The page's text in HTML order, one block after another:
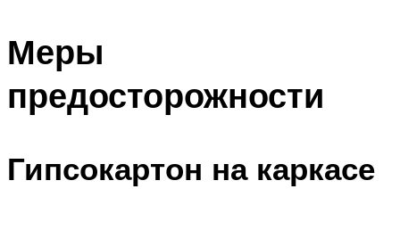
Меры
предосторожности
Гипсокартон на каркасе